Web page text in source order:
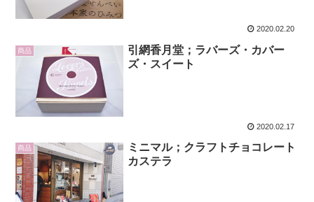
2020.02.20
商品
引網香月堂；ラバーズ・カバー
ズ・スイート
2020.02.17
商品
ミニマル；クラフトチョコレート
カステラ